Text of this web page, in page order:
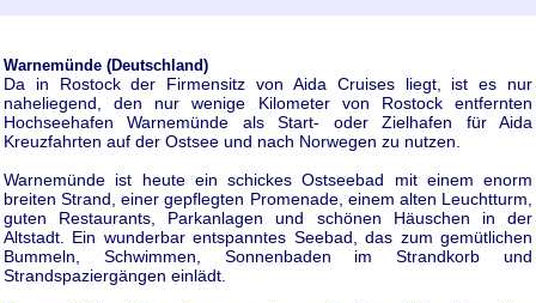
Warnemünde (Deutschland)
Da in Rostock der Firmensitz von Aida Cruises liegt, ist es nur
naheliegend, den nur wenige Kilometer von Rostock entfernten
Hochseehafen Warnemünde als Start- oder Zielhafen für Aida
Kreuzfahrten auf der Ostsee und nach Norwegen zu nutzen.
Warnemünde ist heute ein schickes Ostseebad mit einem enorm
breiten Strand, einer gepflegten Promenade, einem alten Leuchtturm,
guten Restaurants, Parkanlagen und schönen Häuschen in der
Altstadt. Ein wunderbar entspanntes Seebad, das zum gemütlichen
Bummeln, Schwimmen, Sonnenbaden im Strandkorb und
Strandspaziergängen einlädt.